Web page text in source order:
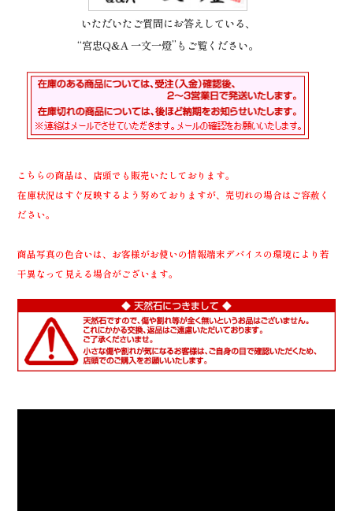
いただいたご質問にお答えしている、
“宮忠Q&A 一文一燈”もご覧ください。
こちらの商品は、店頭でも販売いたしております。
在庫状況はすぐ反映するよう努めておりますが、売切れの場合はご容赦く
ださい。
商品写真の色合いは、お客様がお使いの情報端末デバイスの環境により若
干異なって見える場合がございます。